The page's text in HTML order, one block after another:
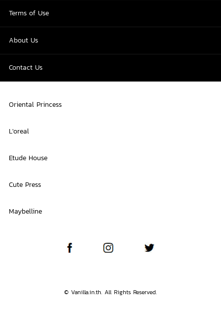
Terms of Use
About Us
Contact Us
Oriental Princess
L'oreal
Etude House
Cute Press
Maybelline
© Vanilla.in.th. All Rights Reserved.